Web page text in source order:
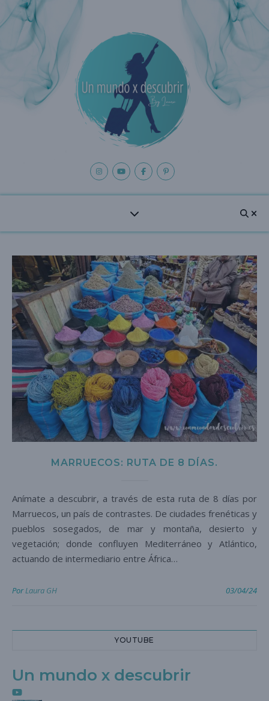
MARRUECOS: RUTA DE 8 DÍAS.
Anímate a descubrir, a través de esta ruta de 8 días por
Marruecos, un país de contrastes. De ciudades frenéticas y
pueblos sosegados, de mar y montaña, desierto y
vegetación; donde confluyen Mediterráneo y Atlántico,
actuando de intermediario entre África…
PorLaura GH 03/04/24
YOUTUBE
Un mundo x descubrir